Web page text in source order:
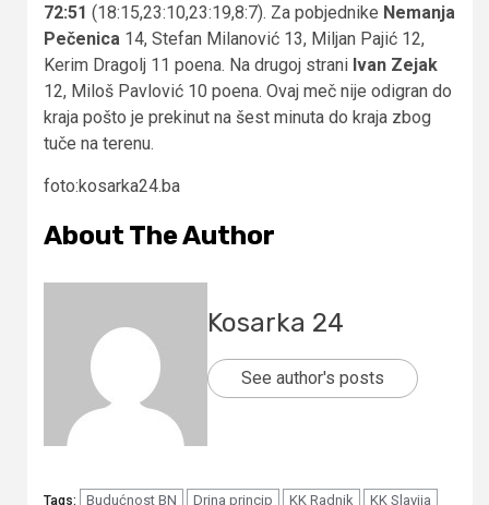
72:51 (18:15,23:10,23:19,8:7). Za pobjednike Nemanja
Pečenica 14, Stefan Milanović 13, Miljan Pajić 12,
Kerim Dragolj 11 poena. Na drugoj strani Ivan Zejak
12, Miloš Pavlović 10 poena. Ovaj meč nije odigran do
kraja pošto je prekinut na šest minuta do kraja zbog
tuče na terenu.
foto:kosarka24.ba
About The Author
Kosarka 24
See author's posts
Tags: Budućnost BN Drina princip KK Radnik
KK Slavija